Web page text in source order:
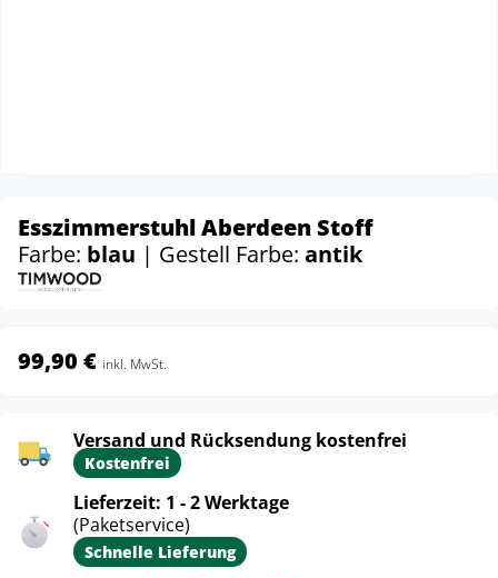
Esszimmerstuhl Aberdeen Stoff
Farbe: blau | Gestell Farbe: antik
99,90 € inkl. MwSt.
Versand und Rücksendung kostenfrei
Kostenfrei
Lieferzeit: 1 - 2 Werktage
(Paketservice)
Schnelle Lieferung